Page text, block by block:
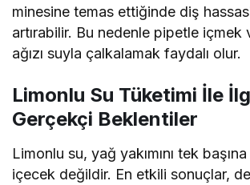
minesine temas ettiğinde diş
artırabilir. Bu nedenle pipetle içmek
ağızı suyla çalkalamak faydalı olur.
Limonlu Su Tüketimi İle
Gerçekçi Beklentiler
Limonlu su, yağ yakımını tek
içecek değildir. En etkili sonuçlar,